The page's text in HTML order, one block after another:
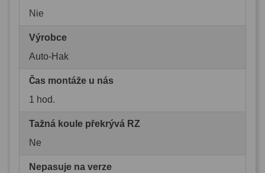
Nie
Výrobce
Auto-Hak
Čas montáže u nás
1 hod.
Tažná koule překrývá RZ
Ne
Nepasuje na verze